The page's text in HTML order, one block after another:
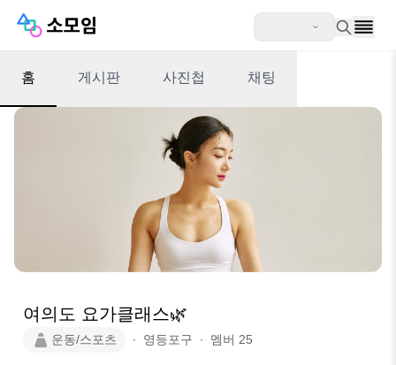
홈 게시판 사진첩 채팅
여의도 요가클래스🌿
운동/스포츠 ∙ 영등포구 ∙ 멤버 25